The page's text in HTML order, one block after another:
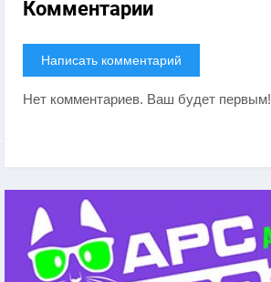
Комментарии
Написать комментарий
Нет комментариев. Ваш будет первым!